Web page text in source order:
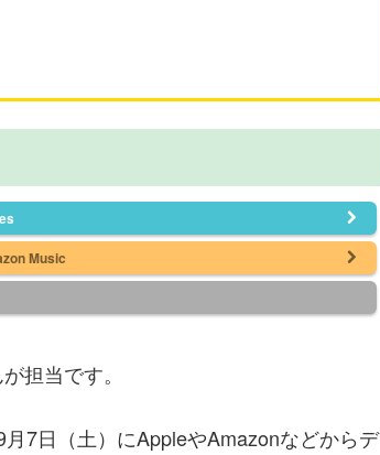
Music
担当です。
月7日（土）にAppleやAmazonなどからデ